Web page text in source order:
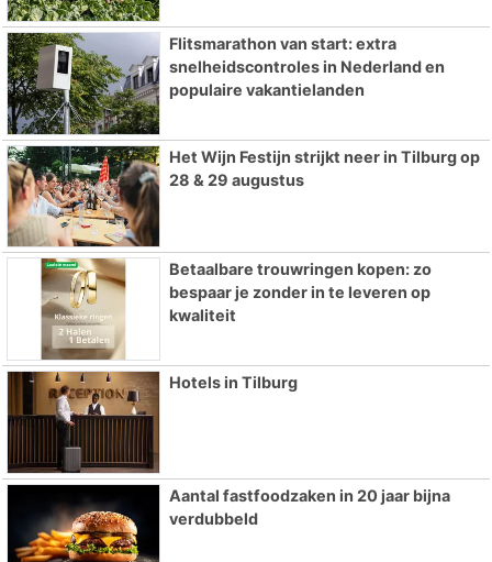
Flitsmarathon van start: extra
snelheidscontroles in Nederland en
populaire vakantielanden
Het Wijn Festijn strijkt neer in Tilburg op
28 & 29 augustus
Betaalbare trouwringen kopen: zo
bespaar je zonder in te leveren op
kwaliteit
Hotels in Tilburg
Aantal fastfoodzaken in 20 jaar bijna
verdubbeld